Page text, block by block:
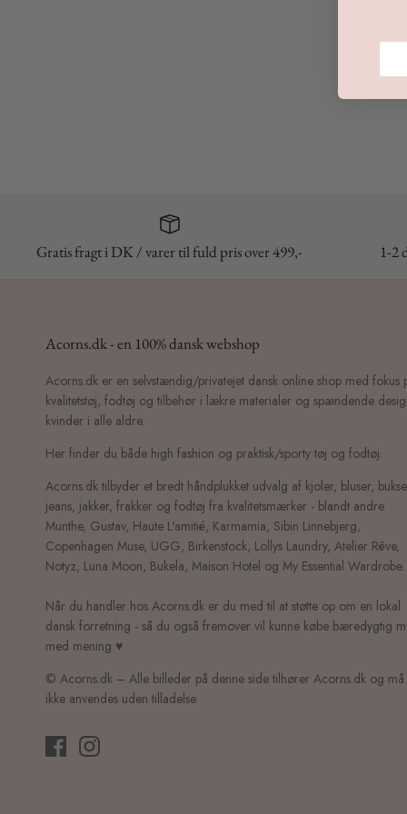
Gratis fragt i DK / varer til fuld pris over 499,- 1-2
Acorns.dk - en 100% dansk webshop
Acorns.dk er en selvstændig/privatejet dansk online shop med fokus
kvalitetstøj, fodtøj og tilbehør i lækre materialer og spændende
kvinder i alle aldre.
Her finder du både high fashion og praktisk/sporty tøj og fodtøj.
Acorns.dk tilbyder et bredt håndplukket udvalg af kjoler, bluser,
jeans, jakker, frakker og fodtøj fra kvalitetsmærker - blandt andre
Munthe, Gustav, Haute L'amitié, Karmamia, Sibin Linnebjerg,
Copenhagen Muse, UGG, Birkenstock, Lollys Laundry, Atelier Rêve,
Notyz, Luna Moon, Bukela, Maison Hotel og My Essential Wardrobe.
Når du handler hos Acorns.dk er du med til at støtte op om en lokal
dansk forretning - så du også fremover vil kunne købe bæredygtig
med mening ♥
© Acorns.dk – Alle billeder på denne side tilhører Acorns.dk og må
ikke anvendes uden tilladelse.